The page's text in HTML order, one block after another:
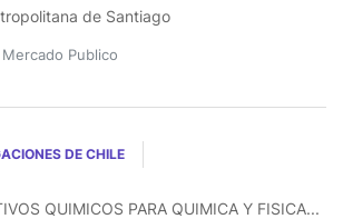
de Santiago
Publico
DE CHILE
QUIMICOS PARA QUIMICA Y FISICA...